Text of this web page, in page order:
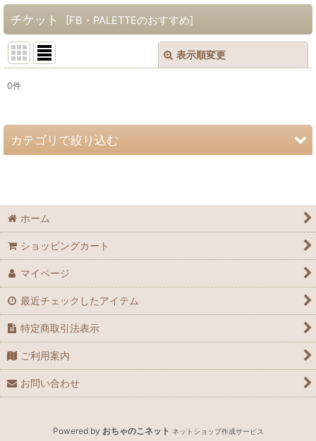
チケット [FB・PALETTEのおすすめ]
表示順変更
表示数 :
0件
カテゴリで絞り込む
レッスンチケット
ホーム
ショッピングカート
マイページ
最近チェックしたアイテム
特定商取引法表示
ご利用案内
お問い合わせ
Powered by おちゃのこネット ネットショップ作成サービス